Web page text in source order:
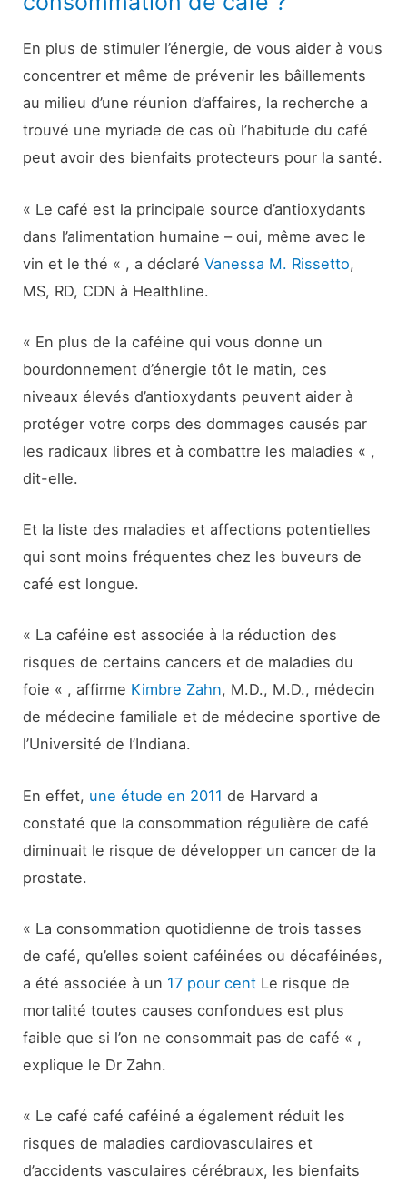
En plus de stimuler l’énergie, de vous aider à vous
concentrer et même de prévenir les bâillements
au milieu d’une réunion d’affaires, la recherche a
trouvé une myriade de cas où l’habitude du café
peut avoir des bienfaits protecteurs pour la santé.
« Le café est la principale source d’antioxydants
dans l’alimentation humaine – oui, même avec le
vin et le thé « , a déclaréVanessa M. Rissetto,
MS, RD, CDN à Healthline.
« En plus de la caféine qui vous donne un
bourdonnement d’énergie tôt le matin, ces
niveaux élevés d’antioxydants peuvent aider à
protéger votre corps des dommages causés par
les radicaux libres et à combattre les maladies « ,
dit-elle.
Et la liste des maladies et affections potentielles
qui sont moins fréquentes chez les buveurs de
café est longue.
« La caféine est associée à la réduction des
risques de certains cancers et de maladies du
foie « , affirme Kimbre Zahn, M.D., M.D., médecin
de médecine familiale et de médecine sportive de
l’Université de l’Indiana.
En effet, une étude en 2011 de Harvard a
constaté que la consommation régulière de café
diminuait le risque de développer un cancer de la
prostate.
« La consommation quotidienne de trois tasses
de café, qu’elles soient caféinées ou décaféinées,
a été associée à un 17 pour cent Le risque de
mortalité toutes causes confondues est plus
faible que si l’on ne consommait pas de café « ,
explique le Dr Zahn.
« Le café café caféiné a également réduit les
risques de maladies cardiovasculaires et
d’accidents vasculaires cérébraux, les bienfaits